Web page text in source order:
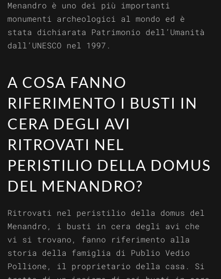
Menandro è uno dei più importanti
monumenti archeologici al mondo ed è
stata dichiarata Patrimonio dell’Umanità
dall’UNESCO nel 1997.
A COSA FANNO
RIFERIMENTO I BUSTI IN
CERA DEGLI AVI
RITROVATI NEL
PERISTILIO DELLA DOMUS
DEL MENANDRO?
Ritrovati nel peristilio della domus del
Menandro, i busti in cera degli avi che
vi si trovano, fanno riferimento alla
storia della famiglia di Publio Vedio
Pollione, il proprietario della casa. Si